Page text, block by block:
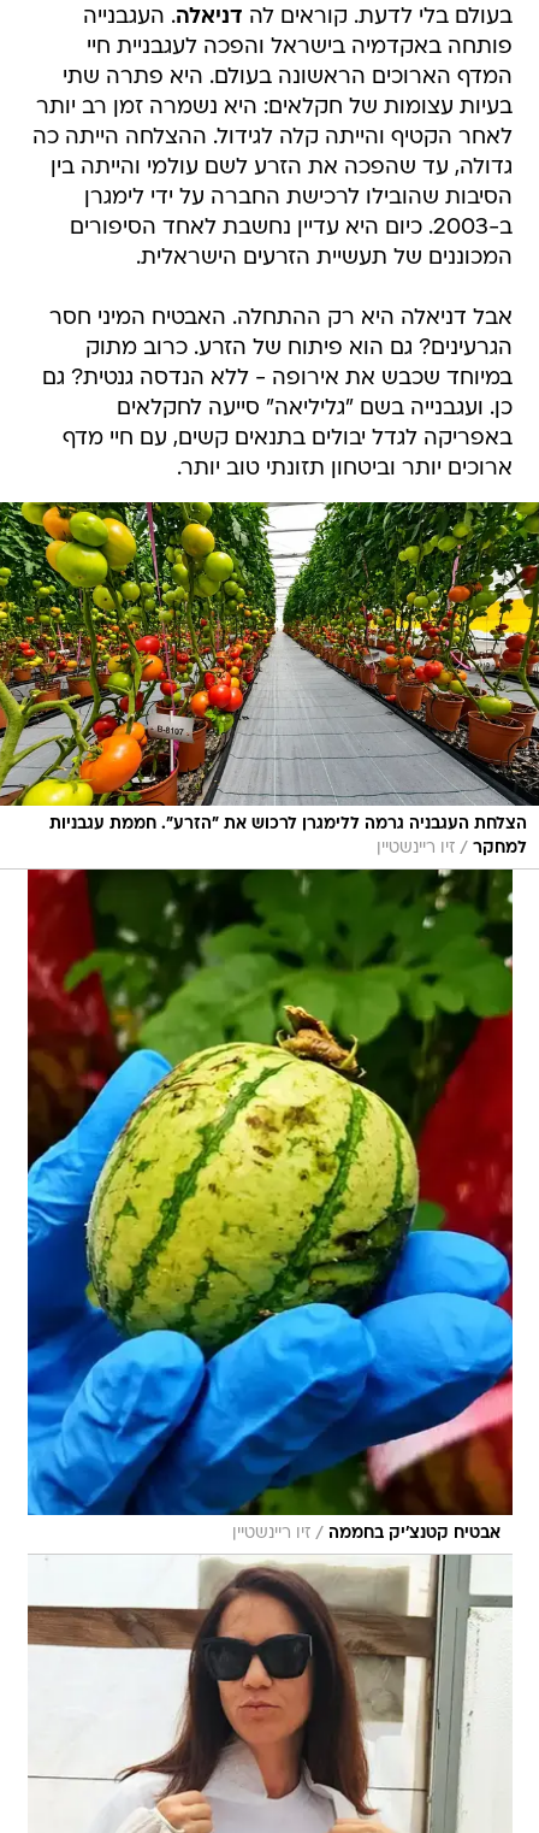
בעולם בלי לדעת. קוראים לה דניאלה. העגבנייה
פותחה באקדמיה בישראל והפכה לעגבניית חיי
המדף הארוכים הראשונה בעולם. היא פתרה שתי
בעיות עצומות של חקלאים: היא נשמרה זמן רב יותר
לאחר הקטיף והייתה קלה לגידול. ההצלחה הייתה כה
גדולה, עד שהפכה את הזרע לשם עולמי והייתה בין
הסיבות שהובילו לרכישת החברה על ידי לימגרן
ב-2003. כיום היא עדיין נחשבת לאחד הסיפורים
המכוננים של תעשיית הזרעים הישראלית.
אבל דניאלה היא רק ההתחלה. האבטיח המיני חסר
הגרעינים? גם הוא פיתוח של הזרע. כרוב מתוק
במיוחד שכבש את אירופה - ללא הנדסה גנטית? גם
כן. ועגבנייה בשם "גליליאה" סייעה לחקלאים
באפריקה לגדל יבולים בתנאים קשים, עם חיי מדף
ארוכים יותר וביטחון תזונתי טוב יותר.
הצלחת העגבניה גרמה ללימגרן לרכוש את "הזרע". חממת עגבניות
למחקר / זיו ריינשטיין
אבטיח קטנצ'יק בחממה / זיו ריינשטיין